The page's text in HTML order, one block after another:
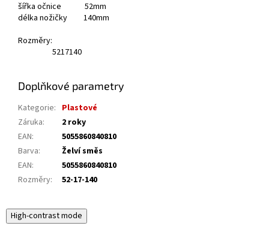
šířka očnice 52mm
délka nožičky 140mm
Rozměry:
5217140
Doplňkové parametry
Kategorie: Plastové
Záruka:
2 roky
EAN:
5055860840810
Barva:
Želví směs
EAN:
5055860840810
Rozměry: 52-17-140
High-contrast mode